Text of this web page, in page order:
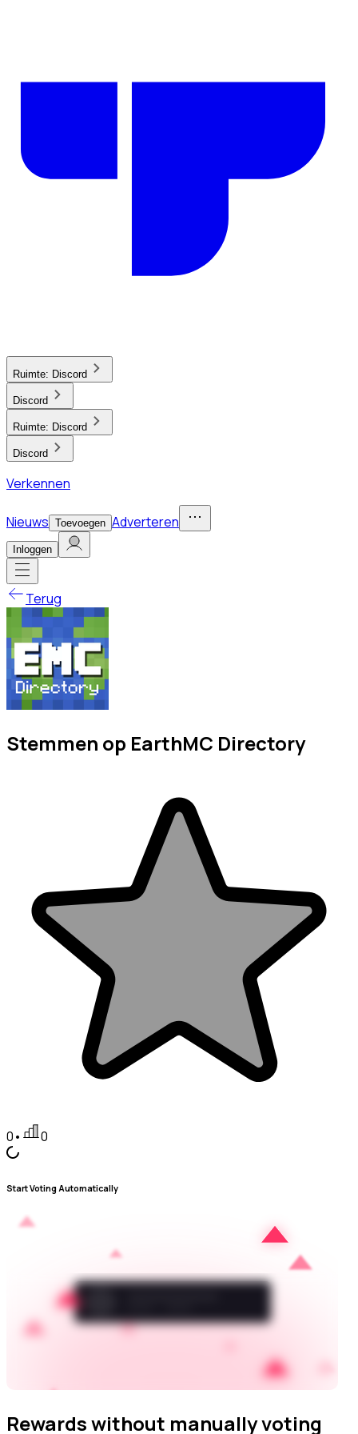
Ruimte: Discord
Discord
Ruimte: Discord
Discord
Verkennen
Nieuws Toevoegen Adverteren
Inloggen
Terug
Stemmen op EarthMC Directory
0• 0
Start Voting Automatically
Rewards without manually voting